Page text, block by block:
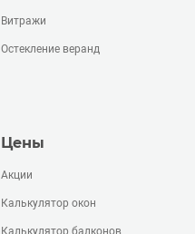
Витражи
Остекление веранд
Цены
Акции
Калькулятор окон
Калькулятор балконов